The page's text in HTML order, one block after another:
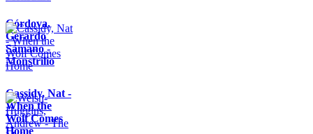
Córdova,
Gerardo
Sámano -
Monstrilio
Cassidy, Nat -
When the
Wolf Comes
Home